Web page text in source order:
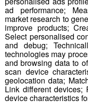
Professeur
Serveur -
Serveur -
ad performance;
market research to
improve products;
Select personalised
and debug;
technologies may
and browsing data to
scan device
geolocation data;
Link different devices;
device characteristics